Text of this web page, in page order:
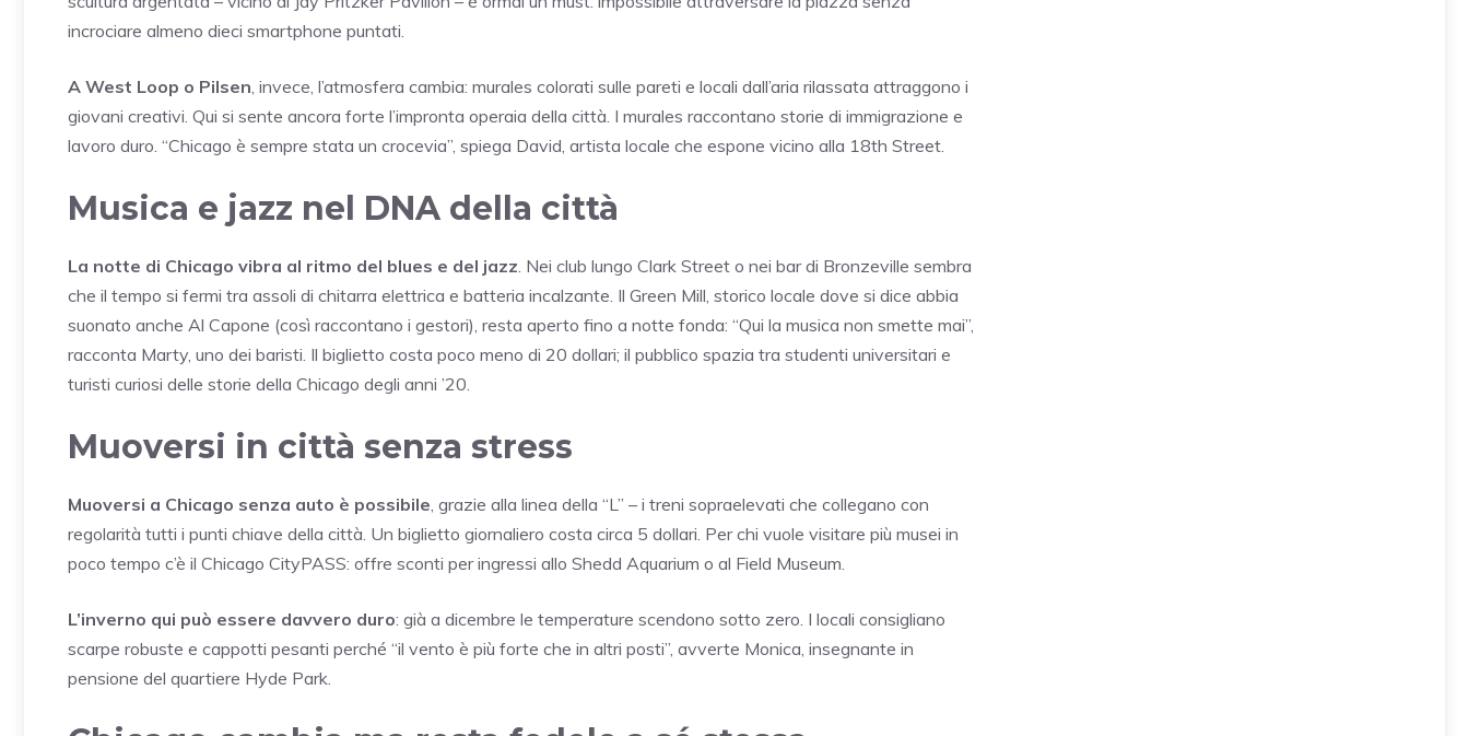
incrociare almeno dieci smartphone puntati.
A West Loop o Pilsen , invece, l’atmosfera cambia: murales colorati sulle pareti e locali dall’aria rilassata attraggono i
giovani creativi. Qui si sente ancora forte l’impronta operaia della città. I murales raccontano storie di immigrazione e
lavoro duro. “Chicago è sempre stata un crocevia”, spiega David, artista locale che espone vicino alla 18th Street.
Musica e jazz nel DNA della città
La notte di Chicago vibra al ritmo del blues e del jazz . Nei club lungo Clark Street o nei bar di Bronzeville sembra
che il tempo si fermi tra assoli di chitarra elettrica e batteria incalzante. Il Green Mill, storico locale dove si dice abbia
suonato anche Al Capone (così raccontano i gestori), resta aperto fino a notte fonda: “Qui la musica non smette mai”,
racconta Marty, uno dei baristi. Il biglietto costa poco meno di 20 dollari; il pubblico spazia tra studenti universitari e
turisti curiosi delle storie della Chicago degli anni ’20.
Muoversi in città senza stress
Muoversi a Chicago senza auto è possibile , grazie alla linea della “L” – i treni sopraelevati che collegano con
regolarità tutti i punti chiave della città. Un biglietto giornaliero costa circa 5 dollari. Per chi vuole visitare più musei in
poco tempo c’è il Chicago CityPASS: offre sconti per ingressi allo Shedd Aquarium o al Field Museum.
L’inverno qui può essere davvero duro: già a dicembre le temperature scendono sotto zero. I locali consigliano
scarpe robuste e cappotti pesanti perché “il vento è più forte che in altri posti”, avverte Monica, insegnante in
pensione del quartiere Hyde Park.